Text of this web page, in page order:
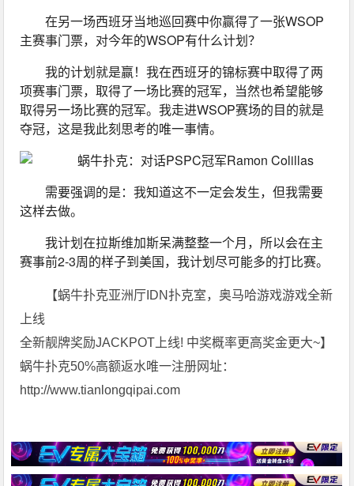
在另一场西班牙当地巡回赛中你赢得了一张WSOP
主赛事门票，对今年的WSOP有什么计划？
我的计划就是赢！我在西班牙的锦标赛中取得了两
项赛事门票，取得了一场比赛的冠军，当然也希望能够
取得另一场比赛的冠军。我走进WSOP赛场的目的就是
夺冠，这是我此刻思考的唯一事情。
需要强调的是：我知道这不一定会发生，但我需要
这样去做。
我计划在拉斯维加斯呆满整整一个月，所以会在主
赛事前2-3周的样子到美国，我计划尽可能多的打比赛。
【蜗牛扑克亚洲厅IDN扑克室，奥马哈游戏游戏全新
上线
全新靓牌奖励JACKPOT上线! 中奖概率更高奖金更大~】
蜗牛扑克50%高额返水唯一注册网址：
http://www.tianlongqipai.com